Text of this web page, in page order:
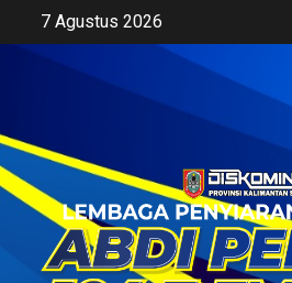
content
7 Agustus 2026